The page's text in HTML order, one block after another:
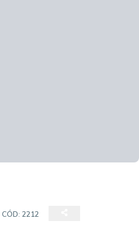
CÓD: 2212